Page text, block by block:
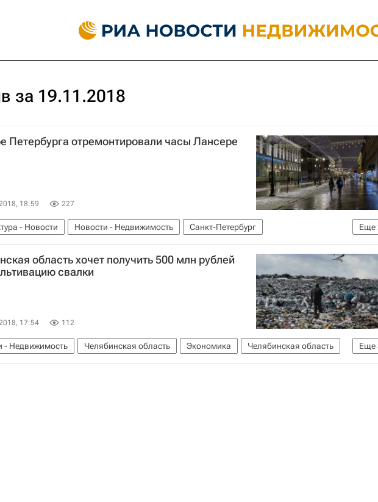
за 19.11.2018
Петербурга отремонтировали часы Лансере
18:59 227
Еще
- Новости Новости - Недвижимость
Санкт-Петербург
по благоустройству Санкт-Петербурга
Россия
область хочет получить 500 млн рублей
свалки
17:54 112
Еще
- Недвижимость Челябинская область Экономика
Челябинская область
Правительство Челябинской области ЖКХ Свалки
Бюджет